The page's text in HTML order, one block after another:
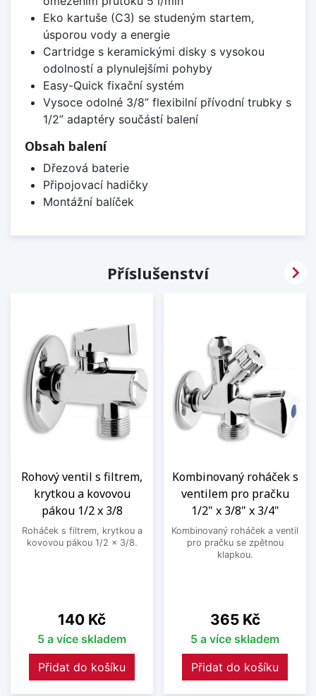
Eko kartuše (C3) se studeným startem,
úsporou vody a energie
Cartridge s keramickými disky s vysokou
odolností a plynulejšími pohyby
Easy-Quick fixační systém
Vysoce odolné 3/8” flexibilní přívodní trubky s
1/2” adaptéry součástí balení
Obsah balení
Dřezová baterie
Připojovací hadičky
Montážní balíček
Příslušenství
Rohový ventil s filtrem,
krytkou a kovovou
pákou 1/2 x 3/8
Roháček s filtrem, krytkou a
kovovou pákou 1/2 x 3/8.
Cena
140 Kč
5 a více skladem
Přidat do košíku
Kombinovaný roháček s
ventilem pro pračku
1/2" x 3/8" x 3/4"
Kombinovaný roháček a ventil
pro pračku se zpětnou
klapkou.
Cena
365 Kč
5 a více skladem
Přidat do košíku
